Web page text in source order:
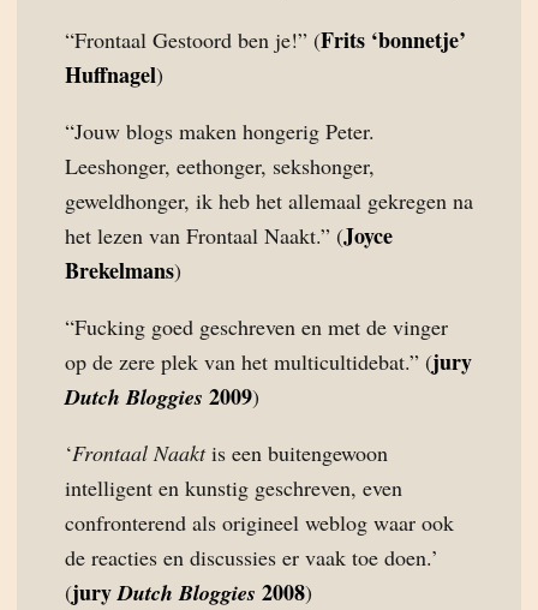
“Frontaal Gestoord ben je!” (Frits ‘bonnetje’
Huffnagel)
“Jouw blogs maken hongerig Peter.
Leeshonger, eethonger, sekshonger,
geweldhonger, ik heb het allemaal gekregen na
het lezen van Frontaal Naakt.” (Joyce
Brekelmans)
“Fucking goed geschreven en met de vinger
op de zere plek van het multicultidebat.” (jury
Dutch Bloggies 2009)
‘Frontaal Naaktis een buitengewoon
intelligent en kunstig geschreven, even
confronterend als origineel weblog waar ook
de reacties en discussies er vaak toe doen.’
(juryDutch Bloggies 2008)